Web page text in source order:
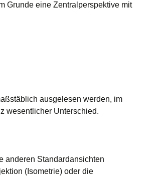
Grunde eine Zentralperspektive mit
ausgelesen werden, im
wesentlicher Unterschied.
anderen Standardansichten
(Isometrie) oder die